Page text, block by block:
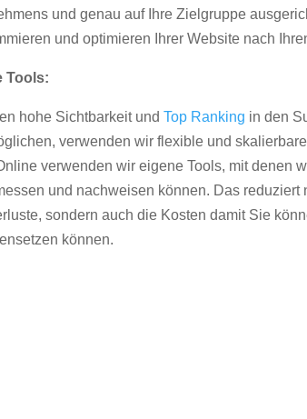
und genau auf Ihre Zielgruppe
und optimieren Ihrer Website nach
Tools:
hohe Sichtbarkeit undTop Ranking in den
verwenden wir flexible und
verwenden wir eigene Tools, mit denen
und nachweisen können. Das reduziert
sondern auch die Kosten damit Sie
können.